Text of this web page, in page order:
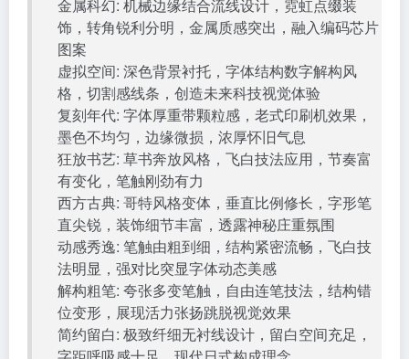
金属科幻: 机械边缘结合流线设计，霓虹点缀装
饰，转角锐利分明，金属质感突出，融入编码芯片
图案
虚拟空间: 深色背景衬托，字体结构数字解构风
格，切割感线条，创造未来科技视觉体验
复刻年代: 字体厚重带颗粒感，老式印刷机效果，
墨色不均匀，边缘微损，浓厚怀旧气息
狂放书艺: 草书奔放风格，飞白技法应用，节奏富
有变化，笔触刚劲有力
西方古典: 哥特风格变体，垂直比例修长，字形笔
直尖锐，装饰细节丰富，透露神秘庄重氛围
动感秀逸: 笔触由粗到细，结构紧密流畅，飞白技
法明显，强对比突显字体动态美感
解构粗笔: 夸张多变笔触，自由连笔技法，结构错
位变形，展现活力张扬跳脱视觉效果
简约留白: 极致纤细无衬线设计，留白空间充足，